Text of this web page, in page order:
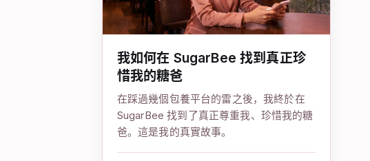
我如何在 SugarBee 找到真正珍
惜我的糖爸
在踩過幾個包養平台的雷之後，我終於在
SugarBee 找到了真正尊重我、珍惜我的糖
爸。這是我的真實故事。